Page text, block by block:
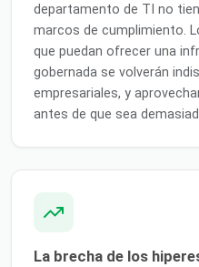
departamento de TI no
marcos de cumplimiento.
que puedan ofrecer una
gobernada se volverán
empresariales, y
antes de que sea
La brecha de los